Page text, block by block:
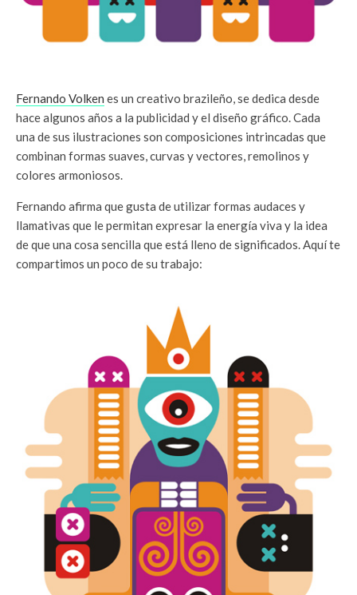
Fernando Volken es un creativo brazileño, se dedica desde
hace algunos años a la publicidad y el diseño gráfico. Cada
una de sus ilustraciones son composiciones intrincadas que
combinan formas suaves, curvas y vectores, remolinos y
colores armoniosos.
Fernando afirma que gusta de utilizar formas audaces y
llamativas que le permitan expresar la energía viva y la idea
de que una cosa sencilla que está lleno de significados. Aquí te
compartimos un poco de su trabajo: